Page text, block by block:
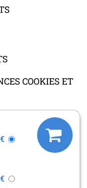
COOKIES ET
DE VENTE